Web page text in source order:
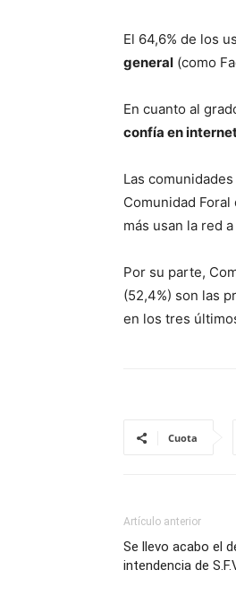
El 64,6% de los
general (como
En cuanto al
confía en
Las
Comunidad Foral
más usan la red
Por su parte,
(52,4%) son las
en los tres
Cuota
Artículo anterior
Se llevo acabo el
intendencia de